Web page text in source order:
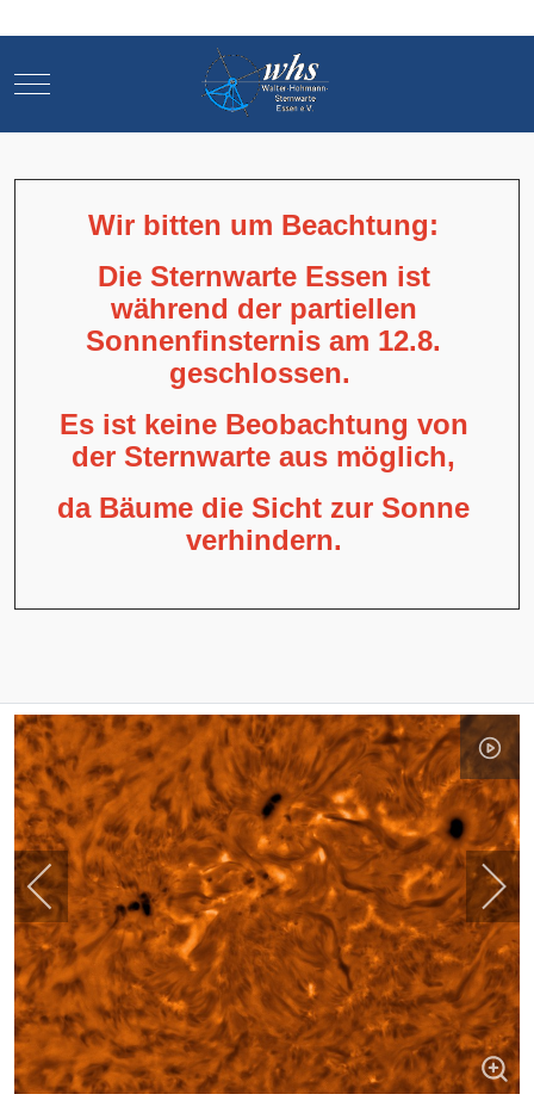
Mobile Menu Toggle
Wir bitten um Beachtung:
Die Sternwarte Essen ist
während der partiellen
Sonnenfinsternis am 12.8.
geschlossen.
Es ist keine Beobachtung von
der Sternwarte aus möglich,
da Bäume die Sicht zur Sonne
verhindern.